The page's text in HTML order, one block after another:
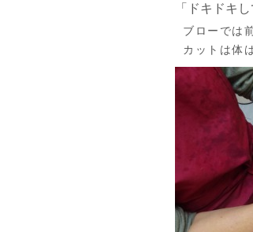
「ドキドキ
ブローでは
カットは体